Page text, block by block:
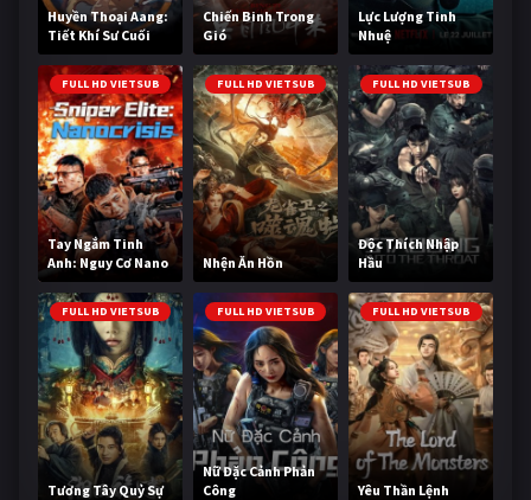
Huyền Thoại Aang:
Tiết Khí Sư Cuối
Cùng
Chiến Binh Trong
Gió
Lực Lượng Tinh
Nhuệ
FULL HD VIETSUB
Tay Ngắm Tinh
Anh: Nguy Cơ Nano
FULL HD VIETSUB
Nhện Ăn Hồn
FULL HD VIETSUB
Độc Thích Nhập
Hầu
FULL HD VIETSUB
Tương Tây Quỷ Sự
FULL HD VIETSUB
Nữ Đặc Cảnh Phản
Công
FULL HD VIETSUB
Yêu Thần Lệnh